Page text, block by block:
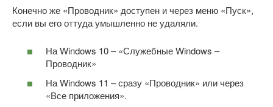
Конечно же «Проводник» доступен и через меню «Пуск»,
если вы его оттуда умышленно не удаляли.
На Windows 10 – «Служебные Windows –
Проводник»
На Windows 11 – сразу «Проводник» или через
«Все приложения».